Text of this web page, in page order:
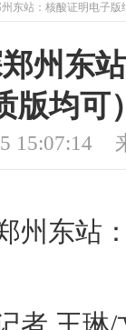
东站：核酸证明电子版
州东
版均可
15:07:14
州东站